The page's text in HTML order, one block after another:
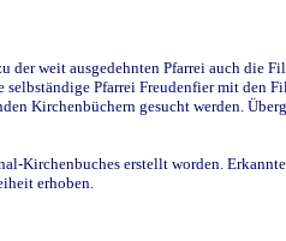
weit ausgedehnten Pfarrei auch die
Pfarrei Freudenfier mit den
Kirchenbüchern gesucht werden.
Kirchenbuches erstellt worden.
erhoben.